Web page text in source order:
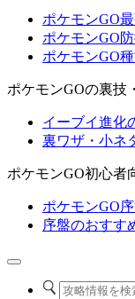
ポケモンGO
ポケモンGO
ポケモンGO
ポケモンGOの裏技
イーブイ進化
裏ワザ・小ネ
ポケモンGO初心者
ポケモンGO
序盤のおすす